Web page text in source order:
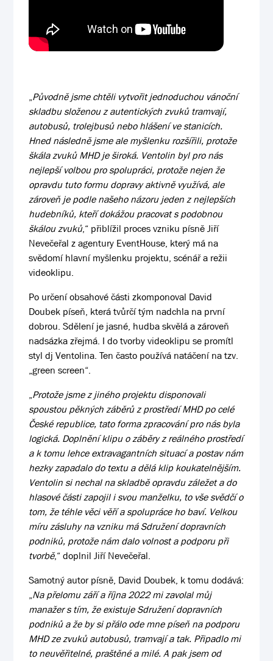
„Původně jsme chtěli vytvořit jednoduchou vánoční
skladbu složenou z autentických zvuků tramvají,
autobusů, trolejbusů nebo hlášení ve stanicích.
Hned následně jsme ale myšlenku rozšířili, protože
škála zvuků MHD je široká. Ventolin byl pro nás
nejlepší volbou pro spolupráci, protože nejen že
opravdu tuto formu dopravy aktivně využívá, ale
zároveň je podle našeho názoru jeden z nejlepších
hudebníků, kteří dokážou pracovat s podobnou
škálou zvuků,“ přiblížil proces vzniku písně Jiří
Nevečeřal z agentury EventHouse, který má na
svědomí hlavní myšlenku projektu, scénář a režii
videoklipu.
Po určení obsahové části zkomponoval David
Doubek píseň, která tvůrčí tým nadchla na první
dobrou. Sdělení je jasné, hudba skvělá a zároveň
nadsázka zřejmá. I do tvorby videoklipu se promítl
styl dj Ventolina. Ten často používá natáčení na tzv.
„green screen“.
„Protože jsme z jiného projektu disponovali
spoustou pěkných záběrů z prostředí MHD po celé
České republice, tato forma zpracování pro nás byla
logická. Doplnění klipu o záběry z reálného prostředí
a k tomu lehce extravagantních situací a postav nám
hezky zapadalo do textu a dělá klip koukatelnějším.
Ventolin si nechal na skladbě opravdu záležet a do
hlasové části zapojil i svou manželku, to vše svědčí o
tom, že téhle věci věří a spolupráce ho baví. Velkou
míru zásluhy na vzniku má Sdružení dopravních
podniků, protože nám dalo volnost a podporu při
tvorbě,“ doplnil Jiří Nevečeřal.
Samotný autor písně, David Doubek, k tomu dodává:
„Na přelomu září a října 2022 mi zavolal můj
manažer s tím, že existuje Sdružení dopravních
podniků a že by si přálo ode mne píseň na podporu
MHD ze zvuků autobusů, tramvají a tak. Připadlo mi
to neuvěřitelné, praštěné a milé. A pak jsem od